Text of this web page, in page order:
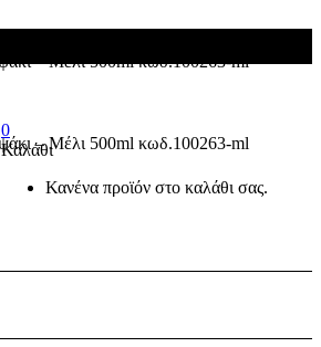
0
Καλάθι
Κανένα προϊόν στο καλάθι σας.